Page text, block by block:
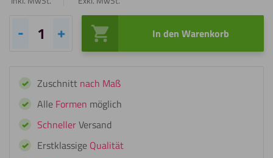
Fixxerss
ACP/Alupanel
Fixx
Menge
In den Warenkorb
Zuschnitt nach Maß
Alle Formen möglich
SchnellerVersand
Erstklassige Qualität